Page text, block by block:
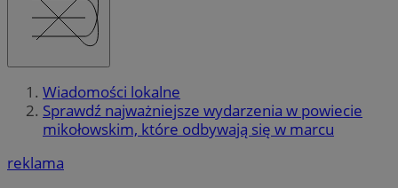
Wiadomości lokalne
Sprawdź najważniejsze wydarzenia w powiecie
mikołowskim, które odbywają się w marcu
reklama